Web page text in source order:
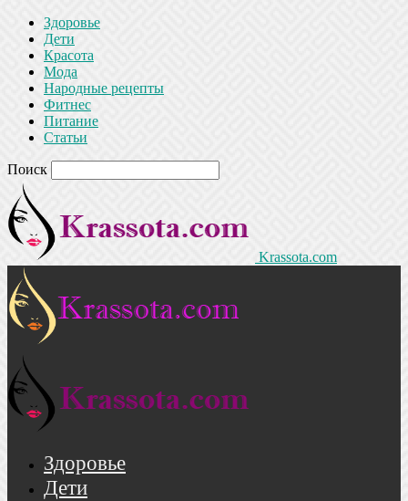
Здоровье
Дети
Красота
Мода
Народные рецепты
Фитнес
Питание
Статьи
Поиск
Krassota.com
Здоровье
Дети